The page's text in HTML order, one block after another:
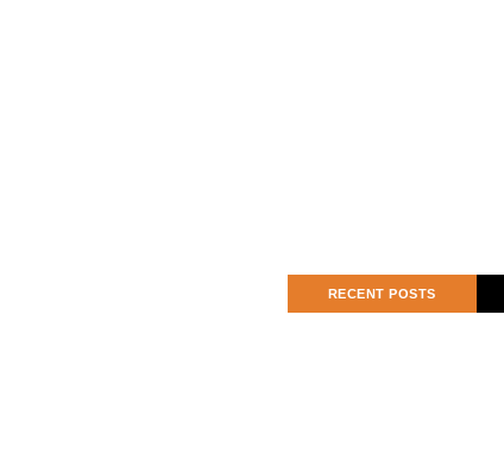
RECENT POSTS